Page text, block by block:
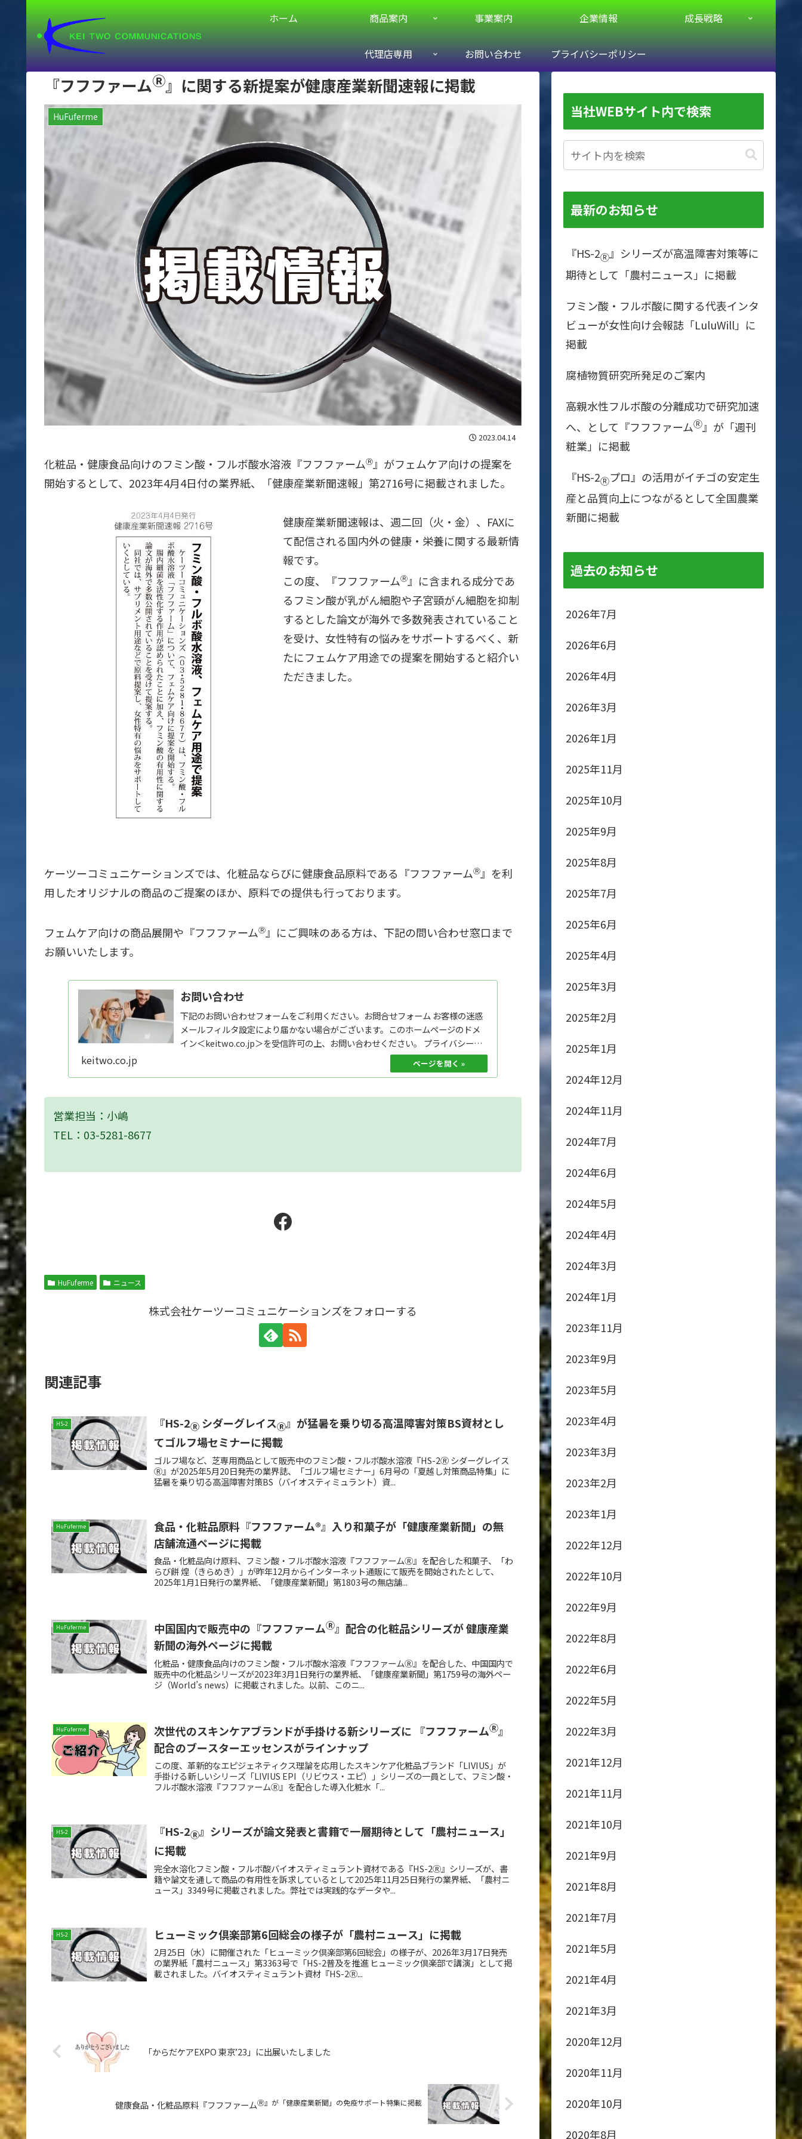
ホーム 商品案内 事業案内 企業情報 成長戦略
代理店専用 お問い合わせ プライバシーポリシー
『フフファームⓇ』に関する新提案が健康産業新聞速報に掲載
HuFuferme
2023.04.14
化粧品・健康食品向けのフミン酸・フルボ酸水溶液『フフファームⓇ』がフェムケア向けの提案を
開始するとして、2023年4月4日付の業界紙、「健康産業新聞速報」第2716号に掲載されました。
健康産業新聞速報は、週二回（火・金）、FAXに
て配信される国内外の健康・栄養に関する最新情
報です。
この度、『フフファームⓇ 』に含まれる成分であ
るフミン酸が乳がん細胞や子宮頸がん細胞を抑制
するとした論文が海外で多数発表されていること
を受け、女性特有の悩みをサポートするべく、新
たにフェムケア用途での提案を開始すると紹介い
ただきました。
ケーツーコミュニケーションズでは、化粧品ならびに健康食品原料である『フフファームⓇ 』を利
用したオリジナルの商品のご提案のほか、原料での提供も行っております。
フェムケア向けの商品展開や『フフファームⓇ 』にご興味のある方は、下記の問い合わせ窓口まで
お願いいたします。
お問い合わせ
下記のお問い合わせフォームをご利用ください。お問合せフォーム お客様の迷惑
メールフィルタ設定により届かない場合がございます。このホームページのドメ
イン＜keitwo.co.jp＞を受信許可の上、お問い合わせください。 プライバシーポ
keitwo.co.jp 2021.04.30
営業担当：小嶋
TEL：03-5281-8677
Facebook
HuFuferme ニュース
株式会社ケーツーコミュニケーションズをフォローする
関連記事
HS-2 『HS-2Ⓡ シダーグレイスⓇ』が猛暑を乗り切る高温障害対策BS資材とし
てゴルフ場セミナーに掲載
ゴルフ場など、芝専用商品として販売中のフミン酸・フルボ酸水溶液『HS-2Ⓡ シダーグレイス
Ⓡ』が2025年5月20日発売の業界誌、「ゴルフ場セミナー」6月号の「夏越し対策商品特集」に
猛暑を乗り切る高温障害対策BS（バイオスティミュラント）資...
HuFuferme
食品・化粧品原料『フフファーム®』入り和菓子が「健康産業新聞」の無
店舗流通ページに掲載
食品・化粧品向け原料、フミン酸・フルボ酸水溶液『フフファームⓇ』を配合した和菓子、「わ
らび餅 煌（きらめき）」が昨年12月からインターネット通販にて販売を開始されたとして、
2025年1月1日発行の業界紙、「健康産業新聞」第1803号の無店舗...
HuFuferme 中国国内で販売中の『フフファームⓇ』配合の化粧品シリーズが 健康産業
新聞の海外ページに掲載
化粧品・健康食品向けのフミン酸・フルボ酸水溶液『フフファームⓇ』を配合した、中国国内で
販売中の化粧品シリーズが2023年3月1日発行の業界紙、「健康産業新聞」第1759号の海外ペー
ジ（World’s news）に掲載されました。以前、このニ...
HuFuferme 次世代のスキンケアブランドが手掛ける新シリーズに 『フフファームⓇ』
配合のブースターエッセンスがラインナップ
この度、革新的なエピジェネティクス理論を応用したスキンケア化粧品ブランド「LIVIUS」が
手掛ける新しいシリーズ「LIVIUS EPI（リビウス・エピ）」シリーズの一員として、フミン酸・
フルボ酸水溶液『フフファームⓇ』を配合した導入化粧水「...
HS-2 『HS-2Ⓡ』シリーズが論文発表と書籍で一層期待として「農村ニュース」
に掲載
完全水溶化フミン酸・フルボ酸バイオスティミュラント資材である『HS-2Ⓡ』シリーズが、書
籍や論文を通して商品の有用性を訴求しているとして2025年11月25日発行の業界紙、「農村ニ
ュース」3349号に掲載されました。弊社では実践的なデータや...
HS-2 ヒューミック倶楽部第6回総会の様子が「農村ニュース」に掲載
2月25日（水）に開催された「ヒューミック倶楽部第6回総会」の様子が、2026年3月17日発売
の業界紙「農村ニュース」第3363号で「HS-2普及を推進 ヒューミック倶楽部で講演」として掲
載されました。バイオスティミュラント資材『HS-2Ⓡ...
「からだケアEXPO 東京’23」に出展いたしました
健康食品・化粧品原料『フフファームⓇ』が「健康産業新聞」の免疫サポート特集に掲載
当社WEBサイト内で検索
最新のお知らせ
『HS-2Ⓡ』シリーズが高温障害対策等に
期待として「農村ニュース」に掲載
フミン酸・フルボ酸に関する代表インタ
ビューが女性向け会報誌「LuluWill」に
掲載
腐植物質研究所発足のご案内
高親水性フルボ酸の分離成功で研究加速
へ、として『フフファームⓇ』が「週刊
粧業」に掲載
『HS-2Ⓡプロ』の活用がイチゴの安定生
産と品質向上につながるとして全国農業
新聞に掲載
過去のお知らせ
2026年7月
2026年6月
2026年4月
2026年3月
2026年1月
2025年11月
2025年10月
2025年9月
2025年8月
2025年7月
2025年6月
2025年4月
2025年3月
2025年2月
2025年1月
2024年12月
2024年11月
2024年7月
2024年6月
2024年5月
2024年4月
2024年3月
2024年1月
2023年11月
2023年9月
2023年5月
2023年4月
2023年3月
2023年2月
2023年1月
2022年12月
2022年10月
2022年9月
2022年8月
2022年6月
2022年5月
2022年3月
2021年12月
2021年11月
2021年10月
2021年9月
2021年8月
2021年7月
2021年5月
2021年4月
2021年3月
2020年12月
2020年11月
2020年10月
2020年8月